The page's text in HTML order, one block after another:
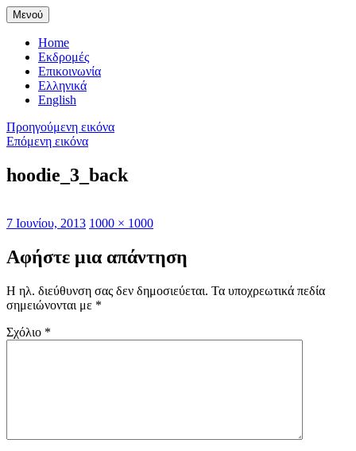
Μετάβαση
στο
περιεχόμενο
0
Μενού
Home
Εκδρομές
Επικοινωνία
Ελληνικά
English
Προηγούμενη εικόνα
Επόμενη εικόνα
hoodie_3_back
Δημοσιεύτηκε
7 Ιουνίου, 2013 Πλήρη
1000 × 1000
Αφήστε μια απάντηση
Η ηλ. διεύθυνση σας δεν δημοσιεύεται. Τα υποχρεωτικά πεδία
σημειώνονται με *
Σχόλιο *